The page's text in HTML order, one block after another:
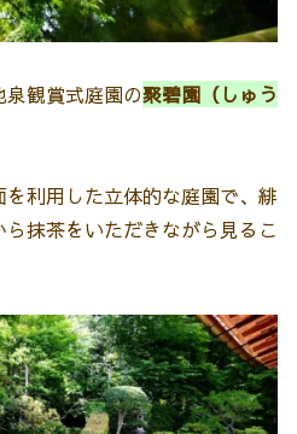
観賞式庭園の聚碧園（しゅう
利用した立体的な庭園で、緋
抹茶をいただきながら見るこ